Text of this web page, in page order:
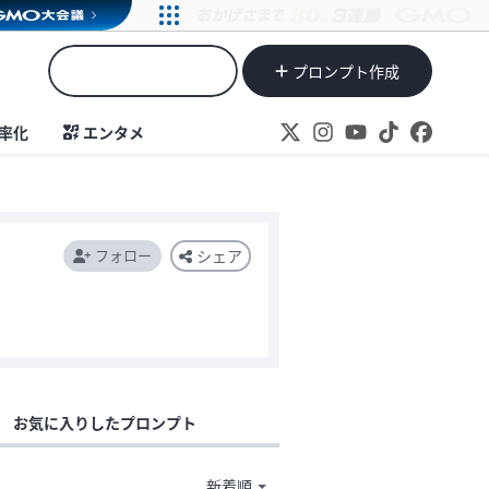
プロンプト作成
化 エンタメ
フォロー シェア
お気に入りしたプロンプト